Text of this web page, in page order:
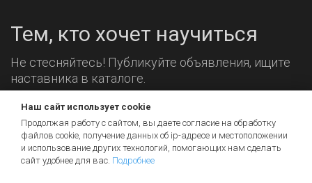
Тем, кто хочет научиться
Не стесняйтесь! Публикуйте объявления, ищите
наставника в каталоге.
Мы на связи!
Наш сайт использует cookie
Продолжая работу с сайтом, вы даете согласие на обработку
файлов cookie, получение данных об ip-адресе и местоположении
и использование других технологий, помогающих нам сделать
сайт удобнее для вас. Подробнее